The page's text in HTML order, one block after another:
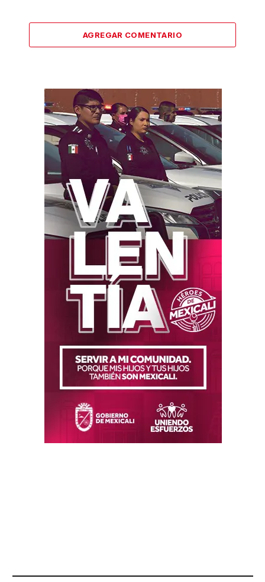
AGREGAR COMENTARIO